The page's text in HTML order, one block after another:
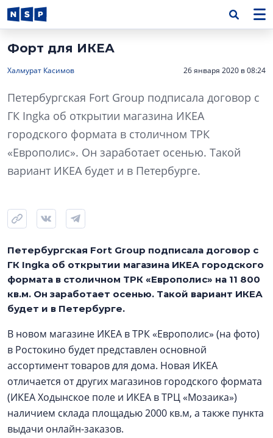
Форт для ИКЕА
Халмурат Касимов 26 января 2020 в 08:24
Петербургская Fort Group подписала договор с
ГК Ingka об открытии магазина ИКЕА
городского формата в столичном ТРК
«Европолис». Он заработает осенью. Такой
вариант ИКЕА будет и в Петербурге.
Петербургская Fort Group подписала договор с
ГК Ingka об открытии магазина ИКЕА городского
формата в столичном ТРК «Европолис» на 11 800
кв.м. Он заработает осенью. Такой вариант ИКЕА
будет и в Петербурге.
В новом магазине ИКЕА в ТРК «Европолис» (на фото)
в Ростокино будет представлен основной
ассортимент товаров для дома. Новая ИКЕА
отличается от других магазинов городского формата
(ИКЕА Ходынское поле и ИКЕА в ТРЦ «Мозаика»)
наличием склада площадью 2000 кв.м, а также пункта
выдачи онлайн-заказов.